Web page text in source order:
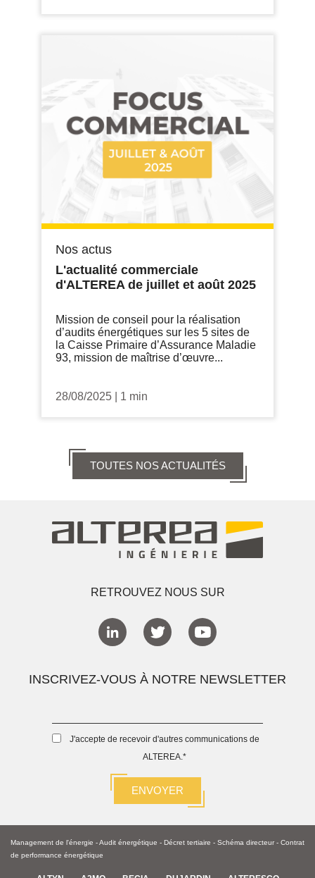
Nos actus
L'actualité commerciale
d'ALTEREA de juillet et août 2025
Mission de conseil pour la réalisation
d’audits énergétiques sur les 5 sites de
la Caisse Primaire d’Assurance Maladie
93, mission de maîtrise d’œuvre...
28/08/2025 1 min
TOUTES NOS ACTUALITÉS
RETROUVEZ NOUS SUR
INSCRIVEZ-VOUS À NOTRE NEWSLETTER
J'accepte de recevoir d'autres communications de
ALTEREA.*
Management de l'énergie -Audit énergétique - Décret tertiaire - Schéma directeur - Contrat
de performance énergétique